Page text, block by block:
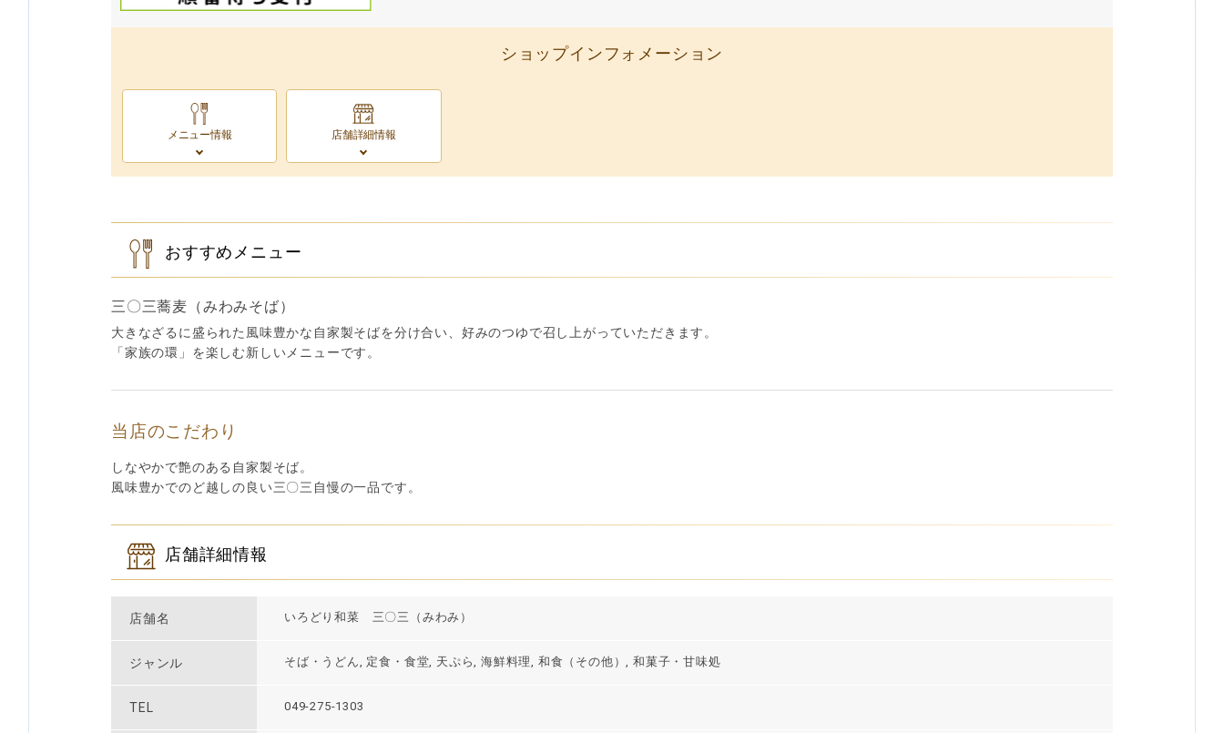
ショップインフォメーション
メニュー情報 店舗詳細情報
おすすめメニュー
三〇三蕎麦（みわみそば）
大きなざるに盛られた風味豊かな自家製そばを分け合い、好みのつゆで召し上がっていただきます。
「家族の環」を楽しむ新しいメニューです。
当店のこだわり
しなやかで艶のある自家製そば。
風味豊かでのど越しの良い三〇三自慢の一品です。
店舗詳細情報
店舗名 いろどり和菜 三〇三（みわみ）
ジャンル そば・うどん, 定食・食堂, 天ぷら, 海鮮料理, 和食（その他）, 和菓子・甘味処
TEL 049-275-1303